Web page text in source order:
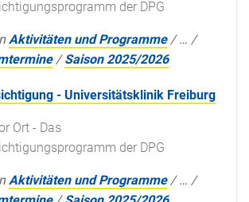
der DPG
Aktivitäten und Programme /… /
/Saison 2025/2026
- Universitätsklinik Freiburg
Ort - Das
der DPG
Aktivitäten und Programme /… /